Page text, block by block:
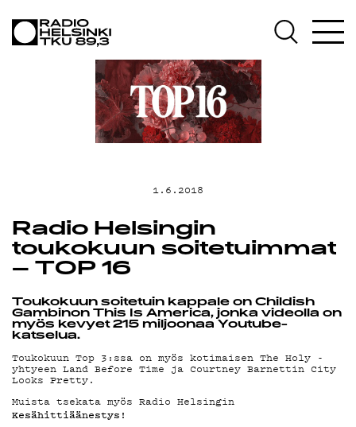
OHJELMAT
TEKIJÄT
ON-
DEMAND
1.6.2018
Radio Helsingin
toukokuun soitetuimmat
– TOP 16
Toukokuun soitetuin kappale on Childish
Gambinon This Is America, jonka videolla on
myös kevyet 215 miljoonaa Youtube-
katselua.
Toukokuun Top 3:ssa on myös kotimaisen The Holy -
yhtyeen Land Before Time ja Courtney Barnettin City
Looks Pretty.
Muista tsekata myös Radio Helsingin
Kesähittiäänestys!